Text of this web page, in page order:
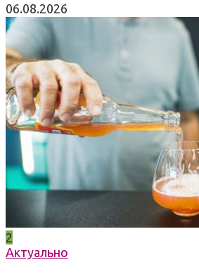
06.08.2026
2
Актуально